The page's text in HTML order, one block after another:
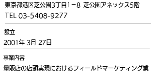
東京都港区芝公園3丁目1－8 芝公園アネックス5階
TEL 03-5408-9277
​設立
2001年 3月 27日
事業内容
量販店の店頭実現におけるフィールドマーケティング業